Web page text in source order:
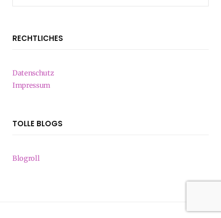
RECHTLICHES
Datenschutz
Impressum
TOLLE BLOGS
Blogroll